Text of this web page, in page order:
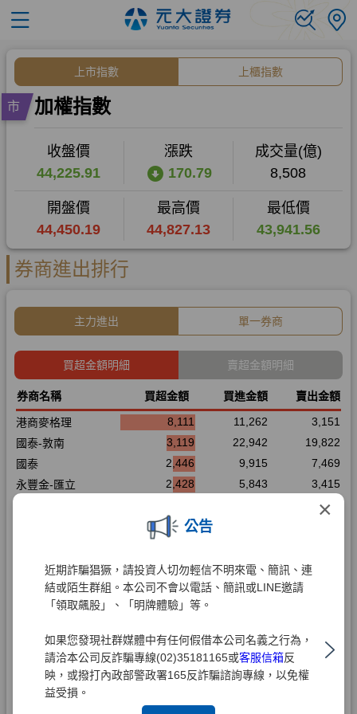
×
公告
近期詐騙猖獗，請投資人切勿輕信不明來電、簡訊、連
結或陌生群組。本公司不會以電話、簡訊或LINE邀請
「領取飆股」、「明牌體驗」等。
如果您發現社群媒體中有任何假借本公司名義之行為，
請洽本公司反詐騙專線(02)35181165或客服信箱反
映，或撥打內政部警政署165反詐騙諮詢專線，以免權
益受損。